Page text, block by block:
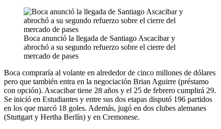
Boca anunció la llegada de Santiago Ascacibar y
abrochó a su segundo refuerzo sobre el cierre del
mercado de pases
Boca compraría al volante en alrededor de cinco millones de dólares
pero que también entra en la negociación Brian Aguirre (préstamo
con opción). Ascacibar tiene 28 años y el 25 de febrero cumplirá 29.
Se inició en Estudiantes y entre sus dos etapas disputó 196 partidos
en los que marcó 18 goles. Además, jugó en dos clubes alemanes
(Stuttgart y Hertha Berlín) y en Cremonese.